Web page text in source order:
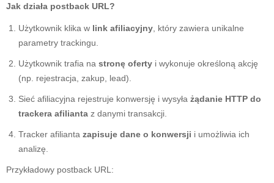
Jak działa postback URL?
Użytkownik klika w link afiliacyjny , który zawiera unikalne
parametry trackingu.
Użytkownik trafia na stronę oferty i wykonuje określoną akcję
(np. rejestracja, zakup, lead).
Sieć afiliacyjna rejestruje konwersję i wysyła żądanie HTTP do
trackera afilianta z danymi transakcji.
Tracker afilianta zapisuje dane o konwersji i umożliwia ich
analizę.
Przykładowy postback URL: